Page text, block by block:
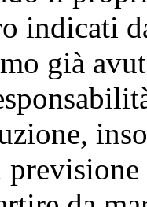
indicati
già